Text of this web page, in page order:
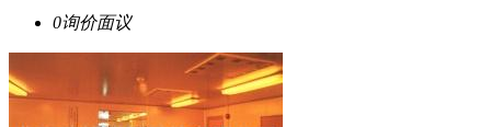
0询价面议